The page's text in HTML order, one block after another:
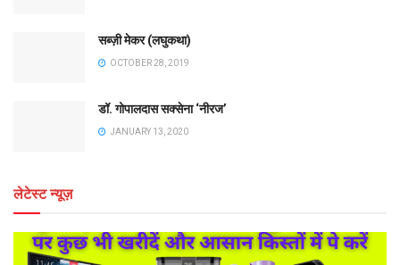
सब्ज़ी मेकर (लघुकथा)
OCTOBER 28, 2019
डॉ. गोपालदास सक्सेना ‘नीरज’
JANUARY 13, 2020
लेटेस्ट न्यूज़